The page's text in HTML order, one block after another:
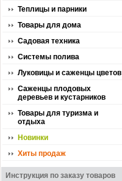
Теплицы и парники
Товары для дома
Садовая техника
Системы полива
Луковицы и саженцы цветов
Саженцы плодовых
деревьев и кустарников
Товары для туризма и
отдыха
Новинки
Хиты продаж
Инструкция по заказу товаров